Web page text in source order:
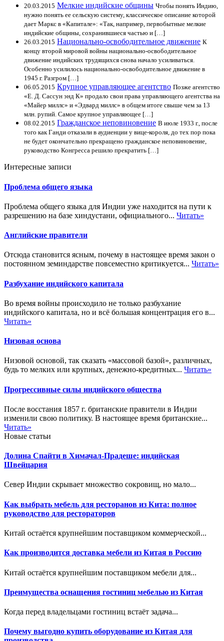
20.03.2015 Мелкие индийские общины Чтобы понять Индию,
нужно понять ее сельскую систему, классическое описание которой
дает Маркс в «Капитале»: «Так, например, первобытные мелкие
индийские общины, сохранившиеся частью и […]
26.03.2015 Национально-освободительное движение К
концу второй мировой войны национально-освободительное
движение индийских трудящихся снова начало усиливаться.
Особенно усилилось национально-освободительное движение в
1945 г. Разгром […]
06.05.2015 Крупное управляющее агентство Позже агентство
«Е. Д. Сассун энд К» продало свои права управляющего агентства на
«Майер миллс» и «Эдвард миллс» в общем итоге свыше чем за 13
млн. рупий. Самое крупное управляющее […]
08.02.2015 Гражданское неповиновение В июле 1933 г., после
того как Ганди отказали в аудиенции у вице-короля, до тех пор пока
не будет окончательно прекращено гражданское неповиновение,
руководство Конгресса решило прекратить […]
Интересные записи
Проблема общего языка
Проблема общего языка для Индии уже находится на пути к
разрешению на базе хиндустани, официального... Читать»
Английские правители
Отсюда становится ясным, почему в настоящее время закон о
постоянном земиндарстве повсеместно критикуется... Читать»
Разбухание индийского капитала
Во время войны происходило не только разбухание
индийского капитала, но и всё большая концентрация его в...
Читать»
Низовая основа
Низовой основой, так сказать «массовой базой», различных,
будь то мелких или крупных, денежно-кредитных... Читать»
Прогрессивные силы индийского общества
После восстания 1857 г. британские правители в Индии
изменили свою политику. В настоящее время британские...
Читать»
Новые статьи
Долина Спайти в Химачал-Прадеше: индийская
Швейцария
Север Индии скрывает множество сокровищ, но мало...
Как выбрать мебель для ресторанов из Кита: полное
руководство для рестораторов
Китай остаётся крупнейшим поставщиком коммерческой...
Как производится доставка мебели из Китая в Россию
Китай остаётся крупнейшим поставщиком мебели для...
Преимущества оснащения гостиниц мебелью из Китая
Когда перед владельцами гостиниц встаёт задача...
Почему выгодно купить оборудование из Китая для